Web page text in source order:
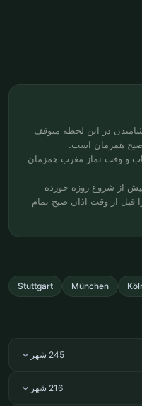
در این لحظه متوقف
صبح همزمان است.
و وقت نماز مغرب همزمان
از شروع روزه خورده
از وقت اذان صبح تمام
München
Stuttgart
245 شهر
216 شهر